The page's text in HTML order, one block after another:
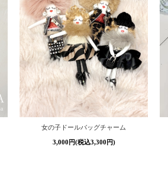
女の子ドールバッグチャーム
3,000円(税込3,300円)